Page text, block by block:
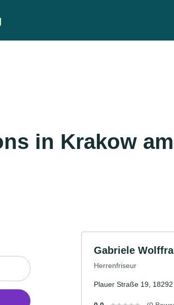
in Krakow
Gabriele
Herrenfriseur
Plauer Straße 19,